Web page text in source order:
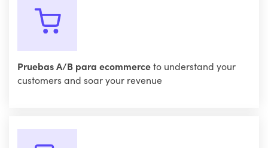
Pruebas A/B para ecommerceto understand your
customers and soar your revenue